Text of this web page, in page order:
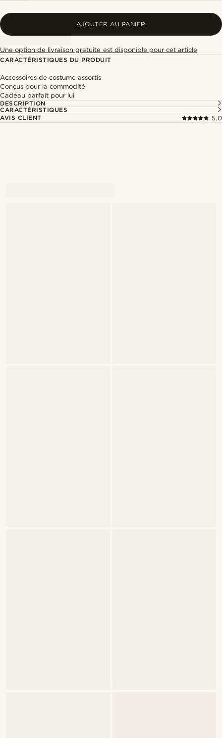
AJOUTER AU PANIER
Une option de livraison gratuite est disponible pour cet article
CARACTÉRISTIQUES DU PRODUIT
Accessoires de costume assortis
Conçus pour la commodité
Cadeau parfait pour lui
DESCRIPTION
CARACTÉRISTIQUES
AVIS CLIENT
5.0